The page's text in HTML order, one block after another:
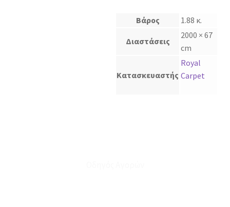
Βάρος 1.88 κ.
Διαστάσεις
2000 × 67
cm
Κατασκευαστής
Royal
Carpet